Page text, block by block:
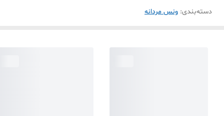
دسته‌بندی: ونس مردانه